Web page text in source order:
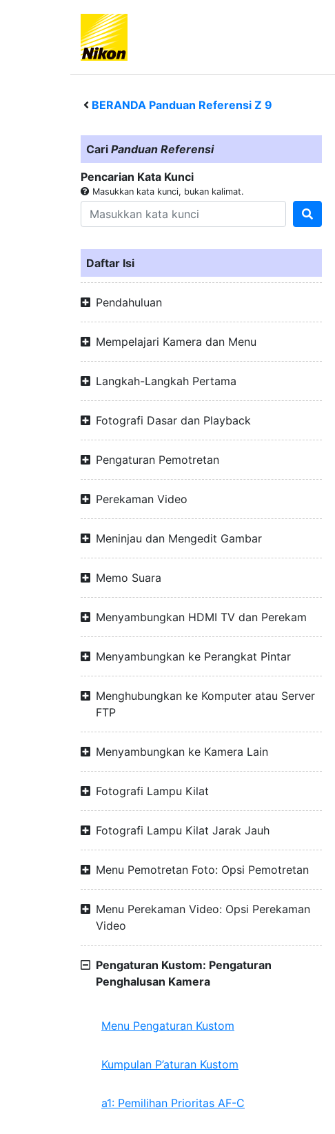
BERANDA Panduan Referensi Z 9
Cari Panduan Referensi
Pencarian Kata Kunci
Masukkan kata kunci, bukan kalimat.
Daftar Isi
Pendahuluan
Mempelajari Kamera dan Menu
Langkah-Langkah Pertama
Fotografi Dasar dan Playback
Pengaturan Pemotretan
Perekaman Video
Meninjau dan Mengedit Gambar
Memo Suara
Menyambungkan HDMI TV dan Perekam
Menyambungkan ke Perangkat Pintar
Menghubungkan ke Komputer atau Server
FTP
Menyambungkan ke Kamera Lain
Fotografi Lampu Kilat
Fotografi Lampu Kilat Jarak Jauh
Menu Pemotretan Foto: Opsi Pemotretan
Menu Perekaman Video: Opsi Perekaman
Video
Pengaturan Kustom: Pengaturan
Penghalusan Kamera
Menu Pengaturan Kustom
Kumpulan P’aturan Kustom
a1: Pemilihan Prioritas AF-C